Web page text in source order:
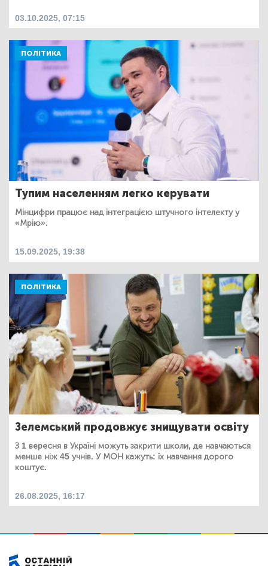
03.10.2025, 07:15
ПОЛІТИКА
Тупим населенням легко керувати
Мінцифри працює над інтеграцією штучного інтелекту у
«Мрію».
15.09.2025, 19:38
ПОЛІТИКА
Зелемський продовжує знищувати освіту
З 1 вересня в Україні можуть закрити школи, де навчаються
менше ніж 45 учнів. У МОН кажуть: їх навчання дорого
коштує.
26.08.2025, 16:17